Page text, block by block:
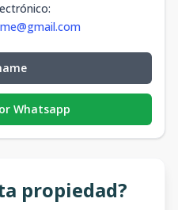
:
Whatsapp
propiedad?